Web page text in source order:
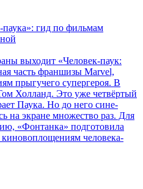
паука»: гид по фильмам
выходит «Человек-паук:
часть франшизы Marvel,
прыгучего супергероя. В
Холланд. Это уже четвёртый
Паука. Но до него сине-
на экране множество раз. Для
«Фонтанка» подготовила
человека-